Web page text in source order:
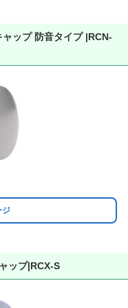
ャップ 防音タイプ |RCN-
ジ
ップ|RCX-S